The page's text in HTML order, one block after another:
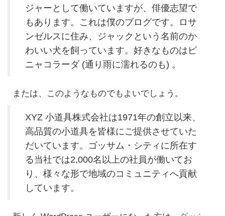
ジャーとして働いていますが、俳優志望で
もあります。これは僕のブログです。ロサ
ンゼルスに住み、ジャックという名前のか
わいい犬を飼っています。好きなものはピ
ニャコラーダ (通り雨に濡れるのも) 。
または、このようなものでもよいでしょう。
XYZ 小道具株式会社は1971年の創立以来、
高品質の小道具を皆様にご提供させていた
だいています。ゴッサム・シティに所在す
る当社では2,000名以上の社員が働いてお
り、様々な形で地域のコミュニティへ貢献
しています。